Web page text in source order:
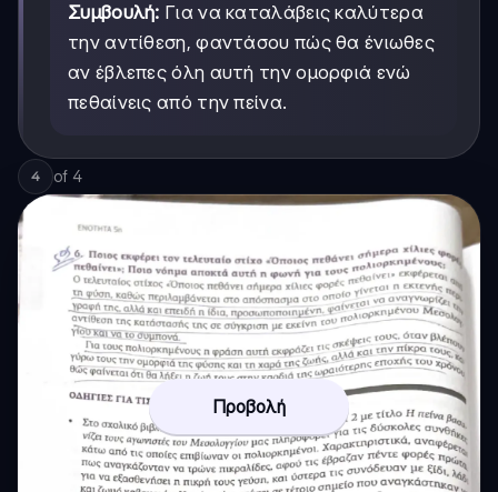
Συμβουλή: Για να καταλάβεις καλύτερα
την αντίθεση, φαντάσου πώς θα ένιωθες
αν έβλεπες όλη αυτή την ομορφιά ενώ
πεθαίνεις από την πείνα.
4 of 4
Προβολή